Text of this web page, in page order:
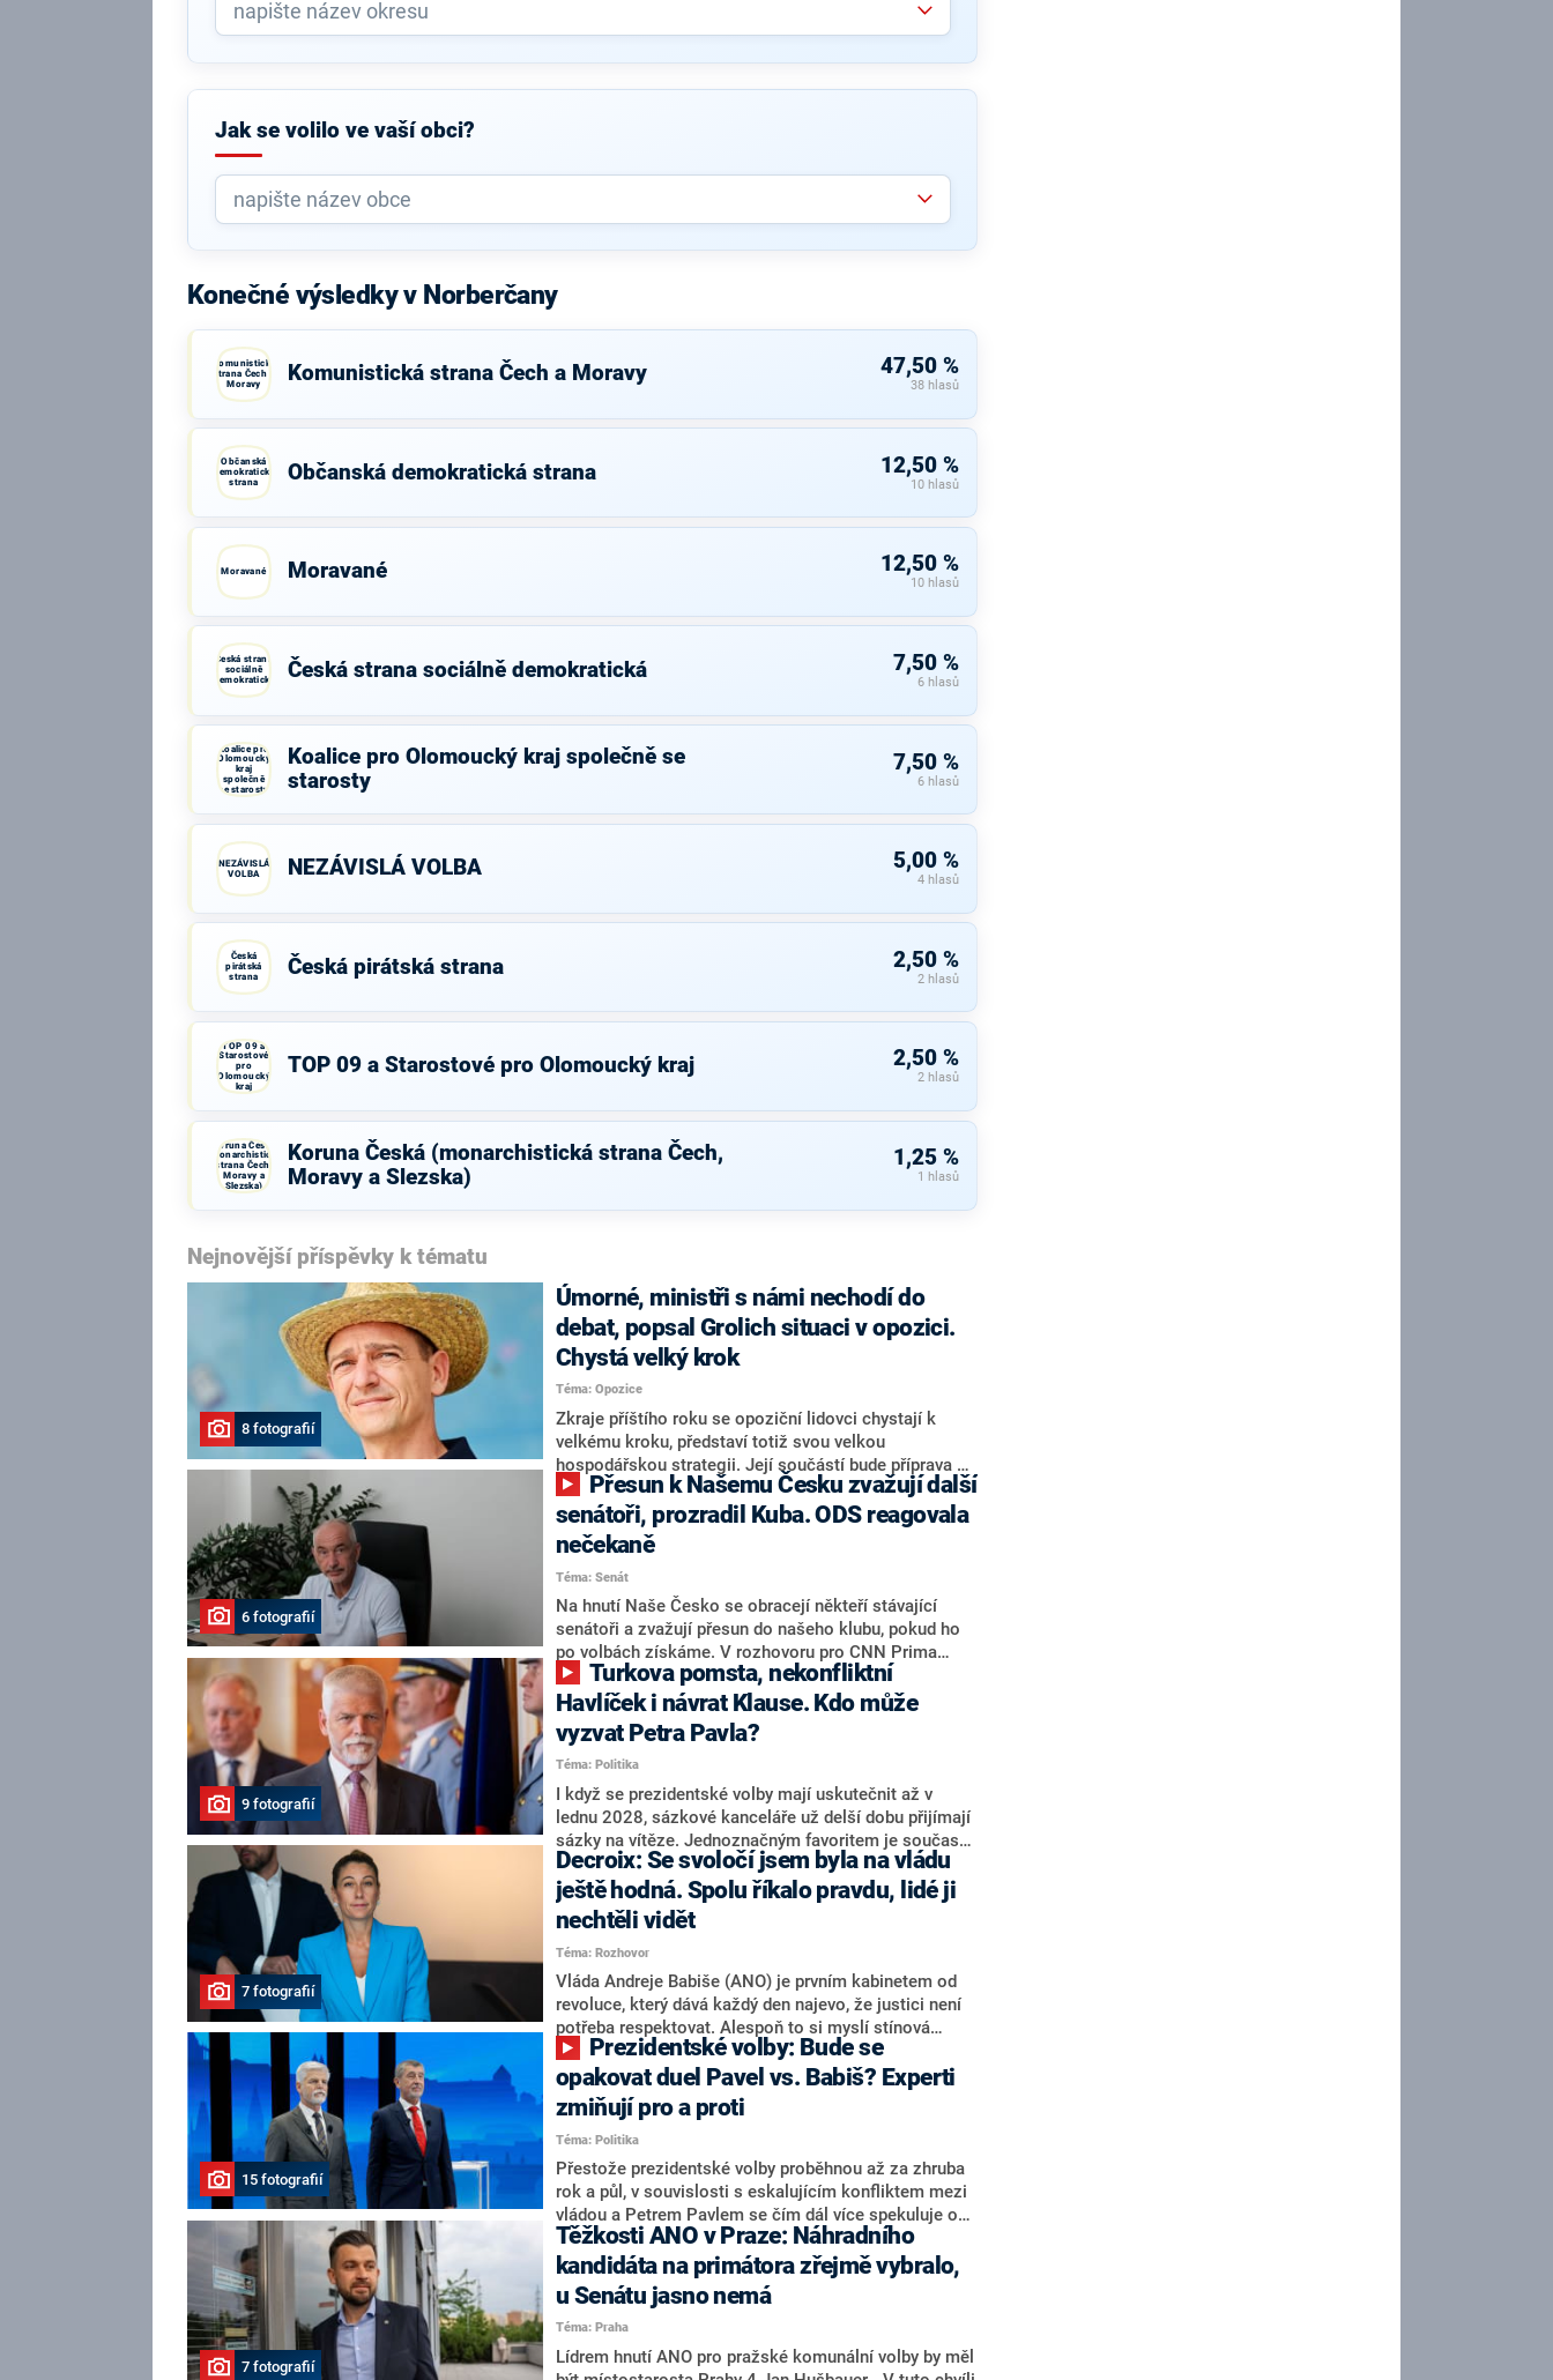
Jak se volilo ve vaší obci?
Konečné výsledky v Norberčany
Komunistická
strana Čech a
Moravy
Komunistická strana Čech a Moravy 47,50 %
38 hlasů
Občanská
demokratická
strana
Občanská demokratická strana 12,50 %
10 hlasů
Moravané Moravané 12,50 %
10 hlasů
Česká strana
sociálně
demokratická
Česká strana sociálně demokratická 7,50 %
6 hlasů
Koalice pro
Olomoucký
kraj
společně
se starosty
Koalice pro Olomoucký kraj společně se
starosty
7,50 %
6 hlasů
NEZÁVISLÁ
VOLBA
NEZÁVISLÁ VOLBA 5,00 %
4 hlasů
Česká
pirátská
strana
Česká pirátská strana 2,50 %
2 hlasů
TOP 09 a
Starostové
pro
Olomoucký
kraj
TOP 09 a Starostové pro Olomoucký kraj 2,50 %
2 hlasů
Koruna Česká
(monarchistická
strana Čech,
Moravy a
Slezska)
Koruna Česká (monarchistická strana Čech,
Moravy a Slezska)
1,25 %
1 hlasů
Nejnovější příspěvky k tématu
8 fotografií
Úmorné, ministři s námi nechodí do
debat, popsal Grolich situaci v opozici.
Chystá velký krok
Téma: Opozice
Zkraje příštího roku se opoziční lidovci chystají k
velkému kroku, představí totiž svou velkou
hospodářskou strategii. Její součástí bude příprava na
stárnutí populace, řekl ve středu na setkání s novináři
nový předseda lidovců Jan Grolich. Ten zároveň v
senátních volbách kandiduje ve Vyškově. Popsal i
aktivitu opozice, o níž vládní strany nebo političtí
komentátoři mluví jako o slabé a v defenzivě. „Je to
úmorná práce upozorňovat na chyby vlády. Ministři s
námi navíc nechodí do debat. Chceme ale ukazovat
svoje témata,“ odpověděl Grolich na dotaz CNN Prima
NEWS.
6 fotografií
senátoři, prozradil Kuba. ODS reagovala
nečekaně
Téma: Senát
Na hnutí Naše Česko se obracejí někteří stávající
senátoři a zvažují přesun do našeho klubu, pokud ho
po volbách získáme. V rozhovoru pro CNN Prima
NEWS to řekl zakladatel hnutí a jihočeský hejtman
Martin Kuba. Konkrétní nebyl, ale získat by takto mohl
například senátora Zdeňka Hrabu, který je dnes
součástí klubu ODS a TOP 09. Hraba to na dotaz
redakce nevyloučil. Předseda klubu senátorů ODS
Zdeněk Nytra redakci řekl, že počítá s odchodem
některých senátorů z klubu a že Naše Česko není
nepřítel, ale soupeř.
9 fotografií
Havlíček i návrat Klause. Kdo může
vyzvat Petra Pavla?
Téma: Politika
I když se prezidentské volby mají uskutečnit až v
lednu 2028, sázkové kanceláře už delší dobu přijímají
sázky na vítěze. Jednoznačným favoritem je současná
hlava státu Petr Pavel. Daleko za ním pak bookmakeři
zmiňují dva výrazné politiky ANO, tedy premiéra
Andreje Babiše a ministra průmyslu Karla Havlíčka.
Oblíbeným tipem samotných sázkařů je poslanec za
Motoristy Filip Turek. Politolog Jan Kubáček nicméně
o případné kandidatuře kohokoliv ze zmíněné trojice
značně pochybuje. Podle něj současná koalice dosud
nemá osobu, která by Pavlovi mohla konkurovat.
7 fotografií
Decroix: Se svoločí jsem byla na vládu
ještě hodná. Spolu říkalo pravdu, lidé ji
nechtěli vidět
Téma: Rozhovor
Vláda Andreje Babiše (ANO) je prvním kabinetem od
revoluce, který dává každý den najevo, že justici není
potřeba respektovat. Alespoň to si myslí stínová
ministryně spravedlnosti ODS Eva Decroix. V
rozhovoru pro CNN Prima NEWS si nebrala servítky
ohledně politického výkonu svého nástupce Jeronýma
Tejce (za ANO) či vládní zmocněnkyně pro lidská
práva Taťány Malé (ANO). Označením „svoloč“ na
adresu vlády prý byla ještě hodná. Decroix se také
vrátila k volební porážce koalice Spolu či promluvila o
hnutí Naše Česko Martina Kuby.
15 fotografií
opakovat duel Pavel vs. Babiš? Experti
zmiňují pro a proti
Téma: Politika
Přestože prezidentské volby proběhnou až za zhruba
rok a půl, v souvislosti s eskalujícím konfliktem mezi
vládou a Petrem Pavlem se čím dál více spekuluje o
tom, koho by do bitvy o Hrad mohla vyslat současná
koalice. Někteří političtí komentátoři znovu vytahují
jméno premiéra Andreje Babiše (ANO). Jak moc je
pravděpodobné, že se v prezidentských volbách 2028
bude znovu opakovat souboj z roku 2023?
7 fotografií
Těžkosti ANO v Praze: Náhradního
kandidáta na primátora zřejmě vybralo,
u Senátu jasno nemá
Téma: Praha
Lídrem hnutí ANO pro pražské komunální volby by měl